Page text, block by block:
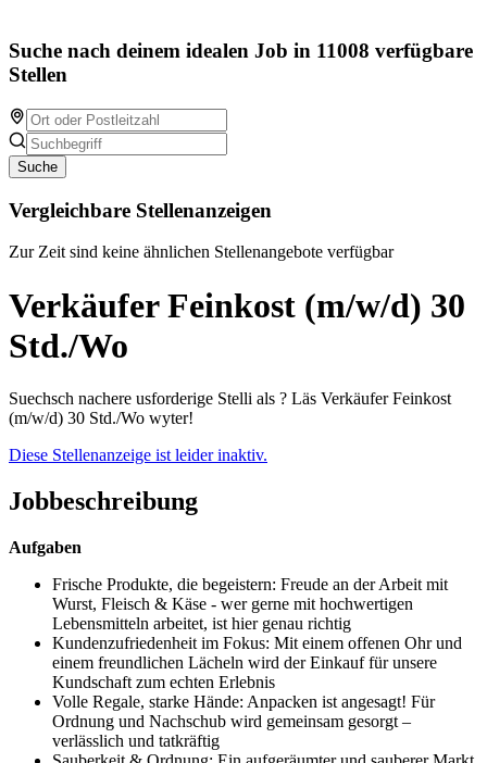
Suche nach deinem idealen Job in 11008 verfügbare
Stellen
Suche
Vergleichbare Stellenanzeigen
Zur Zeit sind keine ähnlichen Stellenangebote verfügbar
Verkäufer Feinkost (m/w/d) 30
Std./Wo
Suechsch nachere usforderige Stelli als ? Läs Verkäufer Feinkost
(m/w/d) 30 Std./Wo wyter!
Diese Stellenanzeige ist leider inaktiv.
Jobbeschreibung
Aufgaben
Frische Produkte, die begeistern: Freude an der Arbeit mit
Wurst, Fleisch & Käse - wer gerne mit hochwertigen
Lebensmitteln arbeitet, ist hier genau richtig
Kundenzufriedenheit im Fokus: Mit einem offenen Ohr und
einem freundlichen Lächeln wird der Einkauf für unsere
Kundschaft zum echten Erlebnis
Volle Regale, starke Hände: Anpacken ist angesagt! Für
Ordnung und Nachschub wird gemeinsam gesorgt –
verlässlich und tatkräftig